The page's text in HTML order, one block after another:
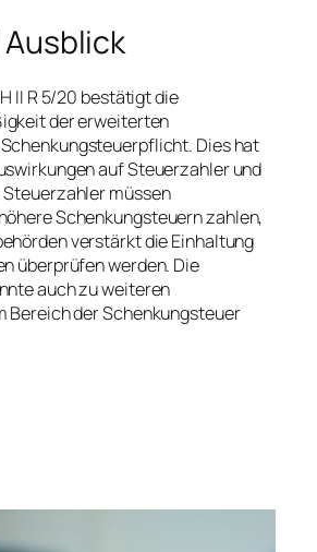
II R 5/20 bestätigt die
der erweiterten
Dies hat
auf Steuerzahler und
müssen
Schenkungsteuern zahlen,
verstärkt die Einhaltung
überprüfen werden. Die
auch zu weiteren
Bereich der Schenkungsteuer